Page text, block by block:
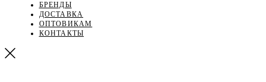
БРЕНДЫ
ДОСТАВКА
ОПТОВИКАМ
КОНТАКТЫ